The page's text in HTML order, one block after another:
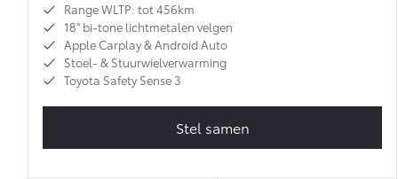
Range WLTP: tot 456km
18'' bi-tone lichtmetalen velgen
Apple Carplay & Android Auto
Stoel- & Stuurwielverwarming
Toyota Safety Sense 3
Stel samen